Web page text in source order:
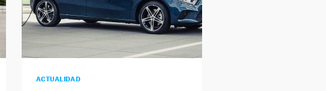
ACTUALIDAD